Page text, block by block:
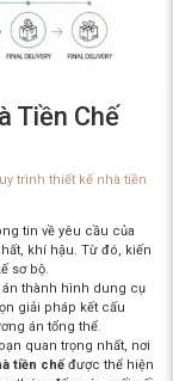
Tiền Chế
trình thiết kế nhà tiền
tin về yêu cầu của
khí hậu. Từ đó, kiến
sơ bộ.
thành hình dung cụ
giải pháp kết cấu
án tổng thể.
quan trọng nhất, nơi
tiền chếđược thể hiện